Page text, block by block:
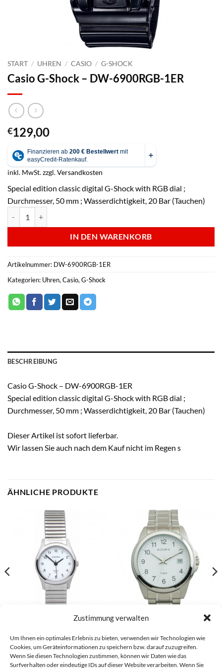
Zustimmung verwalten
Um Ihnen ein optimales Erlebnis zu bieten, verwenden wir Technologien wie
Cookies, um Geräteinformationen zu speichern bzw. darauf zuzugreifen.
Wenn Sie diesen Technologien zustimmen, können wir Daten wie das
Surfverhalten oder eindeutige IDs auf dieser Website verarbeiten. Wenn Sie
START / UHREN / CASIO / G-SHOCK
Casio G-Shock – DW-6900RGB-1ER
€129,00
inkl. MwSt.zzgl.Versandkosten
Special edition classic digital G-Shock with RGB dial ;
Durchmesser, 50 mm ; Wasserdichtigkeit, 20 Bar (Tauchen)
IN DEN WARENKORB
Artikelnummer: DW-6900RGB-1ER
Kategorien: Uhren,Casio,G-Shock
BESCHREIBUNG
Casio G-Shock – DW-6900RGB-1ER
Special edition classic digital G-Shock with RGB dial ;
Durchmesser, 50 mm ; Wasserdichtigkeit, 20 Bar (Tauchen)
Dieser Artikel ist sofort lieferbar.
Wir lassen Sie auch nach dem Kauf nicht im Regen s
ÄHNLICHE PRODUKTE
Sonstiges Damenarmbanduhr –
1-200337-001
€54,90
Sonstiges Herrenarmbanduhr –
1-201256-001
€ 54,90